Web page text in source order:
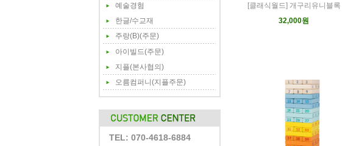
예술경험
한글/수교재
주랑(B)(주문)
아이빌드(주문)
지플(본사협의)
오름컴퍼니(지플주문)
TEL: 070-4618-6884
[클래식월드] 개구리유니블록
32,000원